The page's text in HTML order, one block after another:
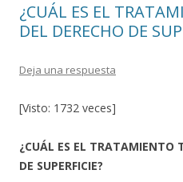
¿CUÁL ES EL
DEL DERECHO DE
Deja una respuesta
[Visto: 1732 veces]
¿CUÁL ES EL TRATAMIENTO
DE SUPERFICIE?